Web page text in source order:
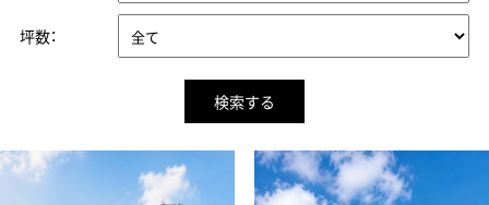
坪数：
検索する